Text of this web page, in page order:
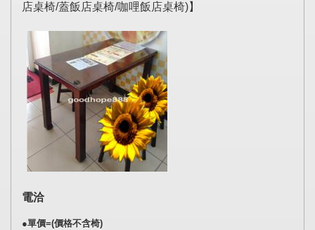
店桌椅/蓋飯店桌椅/咖哩飯店桌椅)】
電洽
●單價=(價格不含椅)